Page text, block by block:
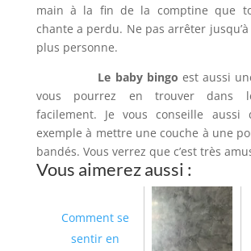
main à la fin de la comptine que
chante a perdu. Ne pas arrêter jusqu’à
plus personne.
Le baby bingo est aussi
vous pourrez en trouver dans
facilement. Je vous conseille
exemple à mettre une couche à une
bandés. Vous verrez que c’est très
Vous aimerez aussi :
Comment se
sentir en